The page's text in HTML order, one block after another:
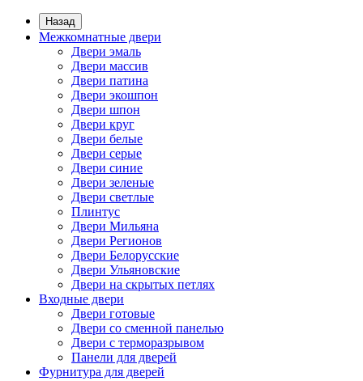
Назад
Межкомнатные двери
Двери эмаль
Двери массив
Двери патина
Двери экошпон
Двери шпон
Двери круг
Двери белые
Двери серые
Двери синие
Двери зеленые
Двери светлые
Плинтус
Двери Мильяна
Двери Регионов
Двери Белорусские
Двери Ульяновские
Двери на скрытых петлях
Входные двери
Двери готовые
Двери со сменной панелью
Двери с терморазрывом
Панели для дверей
Фурнитура для дверей